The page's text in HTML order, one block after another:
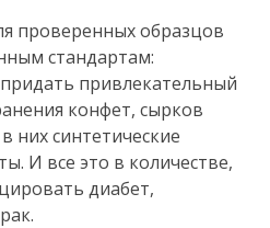
проверенных образцов
стандартам:
привлекательный
конфет, сырков
них синтетические
И все это в количестве,
диабет,